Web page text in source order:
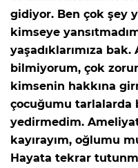
gidiyor. Ben çok şey
kimseye
yaşadıklarımıza
bilmiyorum, çok
kimsenin hakkına
çocuğumu tarlalarda
yedirmedim. Ameliyat
kayırayım, oğlumu
Hayata tekrar